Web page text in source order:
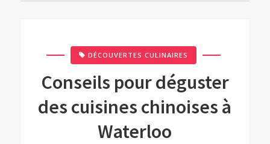
DÉCOUVERTES CULINAIRES
Conseils pour déguster
des cuisines chinoises à
Waterloo